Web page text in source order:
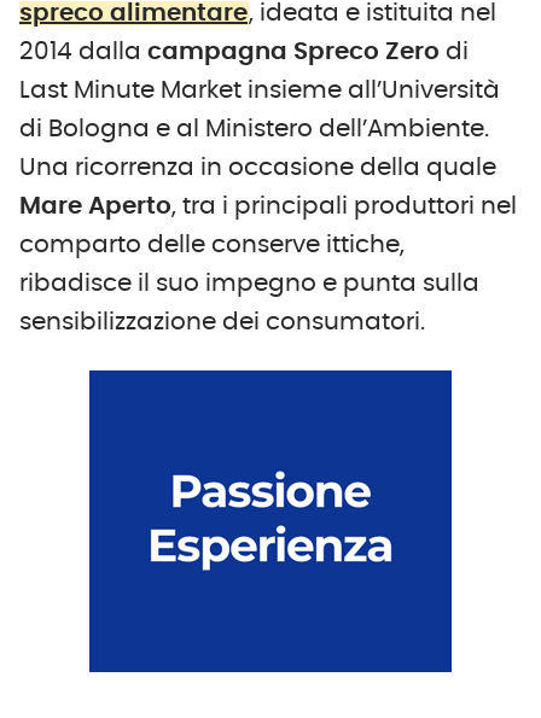
spreco alimentare, ideata e istituita nel
2014 dalla campagna Spreco Zero di
Last Minute Market insieme all’Università
di Bologna e al Ministero dell’Ambiente.
Una ricorrenza in occasione della quale
Mare Aperto, tra i principali produttori nel
comparto delle conserve ittiche,
ribadisce il suo impegno e punta sulla
sensibilizzazione dei consumatori.